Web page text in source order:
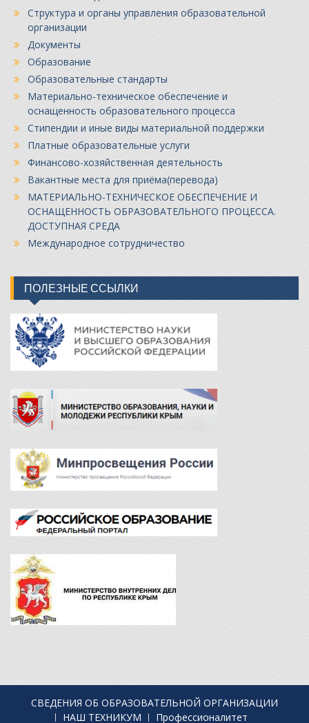
Структура и органы управления образовательной
организации
Документы
Образование
Образовательные стандарты
Материально-техническое обеспечение и
оснащенность образовательного процесса
Стипендии и иные виды материальной поддержки
Платные образовательные услуги
Финансово-хозяйственная деятельность
Вакантные места для приёма(перевода)
МАТЕРИАЛЬНО-ТЕХНИЧЕСКОЕ ОБЕСПЕЧЕНИЕ И
ОСНАЩЕННОСТЬ ОБРАЗОВАТЕЛЬНОГО ПРОЦЕССА.
ДОСТУПНАЯ СРЕДА
Международное сотрудничество
ПОЛЕЗНЫЕ ССЫЛКИ
СВЕДЕНИЯ ОБ ОБРАЗОВАТЕЛЬНОЙ ОРГАНИЗАЦИИ
НАШ ТЕХНИКУМ
Профессионалитет